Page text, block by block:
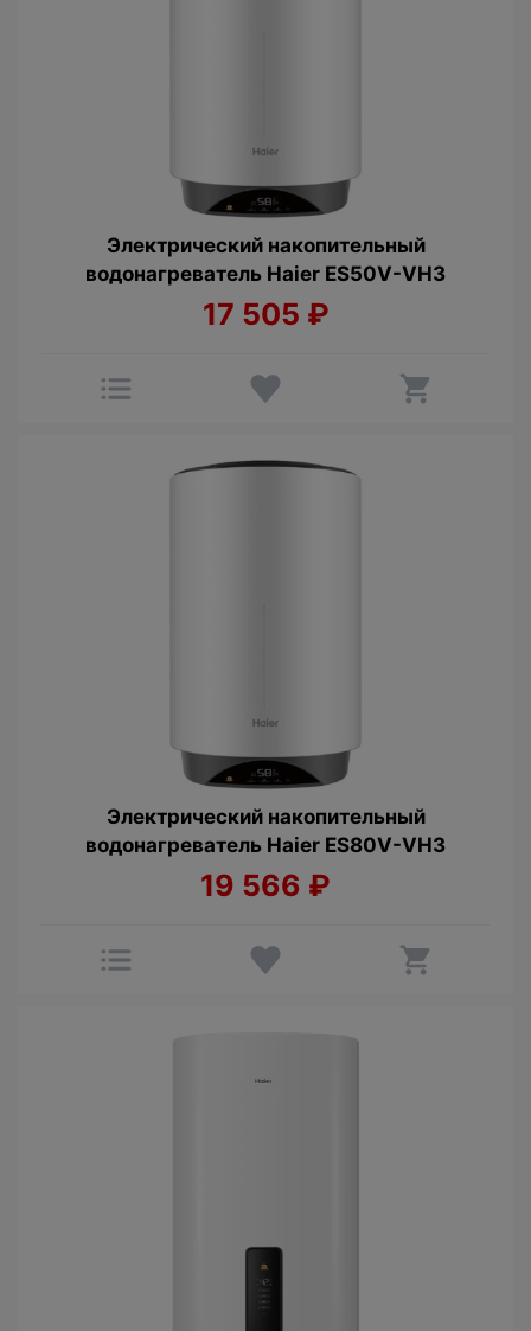
Электрический накопительный
водонагреватель Haier ES50V-VH3
17 505 ₽
Электрический накопительный
водонагреватель Haier ES80V-VH3
19 566 ₽